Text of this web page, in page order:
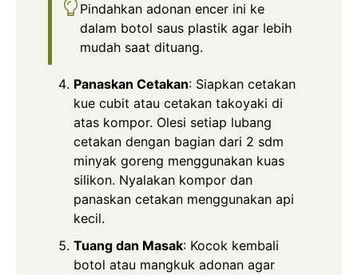
Pindahkan adonan encer ini ke
dalam botol saus plastik agar lebih
mudah saat dituang.
Panaskan Cetakan: Siapkan cetakan
kue cubit atau cetakan takoyaki di
atas kompor. Olesi setiap lubang
cetakan dengan bagian dari 2 sdm
minyak goreng menggunakan kuas
silikon. Nyalakan kompor dan
panaskan cetakan menggunakan api
kecil.
Tuang dan Masak: Kocok kembali
botol atau mangkuk adonan agar